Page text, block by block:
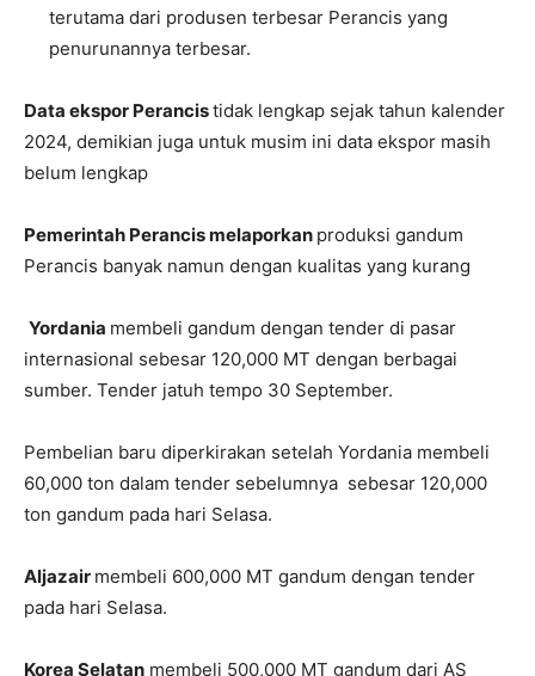
terutama dari produsen terbesar Perancis yang
penurunannya terbesar.
Data ekspor Perancistidak lengkap sejak tahun kalender
2024, demikian juga untuk musim ini data ekspor masih
belum lengkap
Pemerintah Perancis melaporkan produksi gandum
Perancis banyak namun dengan kualitas yang kurang
Yordania membeli gandum dengan tender di pasar
internasional sebesar 120,000 MT dengan berbagai
sumber. Tender jatuh tempo 30 September.
Pembelian baru diperkirakan setelah Yordania membeli
60,000 ton dalam tender sebelumnya sebesar 120,000
ton gandum pada hari Selasa.
Aljazair membeli 600,000 MT gandum dengan tender
pada hari Selasa.
Korea Selatan membeli 500,000 MT gandum dari AS